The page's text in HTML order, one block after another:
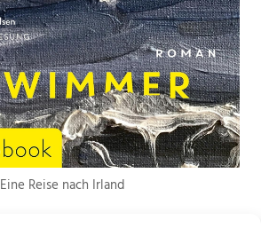
Eine Reise nach Irland